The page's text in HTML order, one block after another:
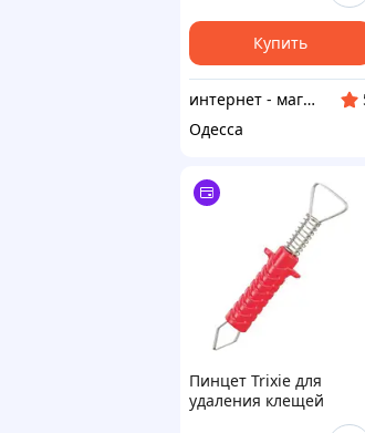
Купить
интернет - магазин "Нужные штучки"
Одесса
Пинцет Trixie для
удаления клещей
металлический 8 см.